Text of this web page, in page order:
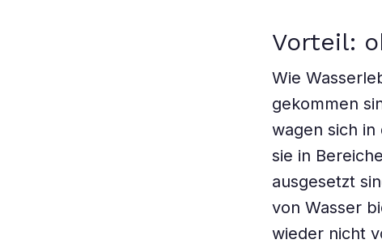
Vorteil:
Wie
gekommen
wagen sich
sie in
ausgesetzt
von Wasser
wieder nicht